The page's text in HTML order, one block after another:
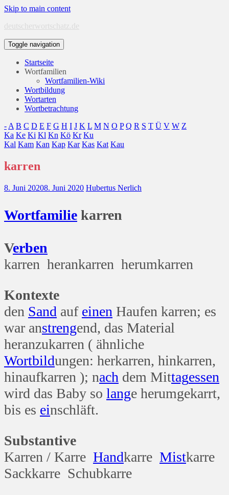
Skip to main content
deutscherwortschatz.de
Toggle navigation
Startseite
Wortfamilien
Wortfamilien-Wiki
Wortbildung
Wortarten
Wortbetrachtung
- A B C D E F G H I J K L M N O P Q R S T Ü V W Z
Ka Ke Ki Kl Kn Kö Kr Ku
Kal Kam Kan Kap Kar Kas Kat Kau
karren
8. Juni 20208. Juni 2020 Hubertus Nerlich
Wortfamilie karren
Verben
karren herankarren herumkarren
Kontexte
den Sand auf einen Haufen karren; es
war anstrengend, das Material
heranzukarren ( ähnliche
Wortbildungen: herkarren, hinkarren,
hinaufkarren ); nach dem Mittagessen
wird das Baby so lange herumgekarrt,
bis es einschläft.
Substantive
Karren / Karre Handkarre Mistkarre
Sackkarre Schubkarre